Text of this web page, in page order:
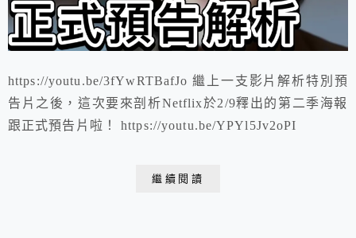
https://youtu.be/3fYwRTBafJo 繼上一支影片解析特別預
告片之後，這次要來剖析Netflix於2/9釋出的第二季海報
跟正式預告片啦！ https://youtu.be/YPYl5Jv2oPI
繼續閱讀